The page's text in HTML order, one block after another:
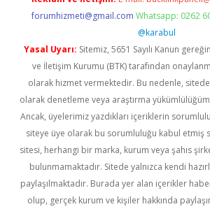
forumhizmeti@gmail.com Whatsapp: 0262
@karabul
Yasal Uyarı: Sitemiz, 5651 Sayılı Kanun
ve İletişim Kurumu (BTK) tarafından
olarak hizmet vermektedir. Bu nedenle,
olarak denetleme veya araştırma
Ancak, üyelerimiz yazdıkları içeriklerin
siteye üye olarak bu sorumluluğu kabul etmiş
sitesi, herhangi bir marka, kurum veya şahıs
bulunmamaktadır. Sitede yalnızca kendi
paylaşılmaktadır. Burada yer alan içerikler
olup, gerçek kurum ve kişiler hakkında